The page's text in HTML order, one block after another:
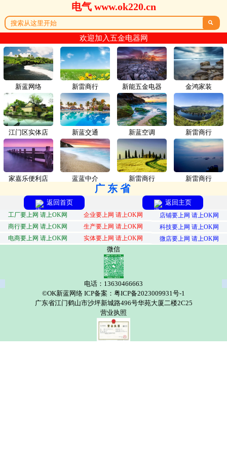
电气 www.ok220.cn

欢迎加入五金电器网
新蓝网络 新雷商行
江门区实体店 新蓝交通
家嘉乐便利店 蓝蓝中介
新能五金电器 金鸿家装
新蓝空调 新雷商行
新雷商行 新雷商行
广东省
返回首页 返回主页
工厂要上网 请上OK网 企业要上网 请上OK网
店铺要上网 请上OK网
商行要上网 请上OK网
生产要上网 请上OK网
科技要上网 请上OK网
电商要上网 请上OK网
实体要上网 请上OK网 微店要上网 请上OK网
微信
电话：13630466663
©OK新蓝网络 ICP备案：粤ICP备2023009931号-1
广东省江门鹤山市沙坪新城路496号华苑大厦二楼2C25
营业执照